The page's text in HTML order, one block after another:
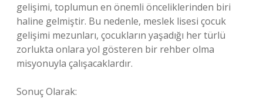
gelişimi, toplumun en önemli önceliklerinden biri
haline gelmiştir. Bu nedenle, meslek lisesi çocuk
gelişimi mezunları, çocukların yaşadığı her türlü
zorlukta onlara yol gösteren bir rehber olma
misyonuyla çalışacaklardır.
Sonuç Olarak: